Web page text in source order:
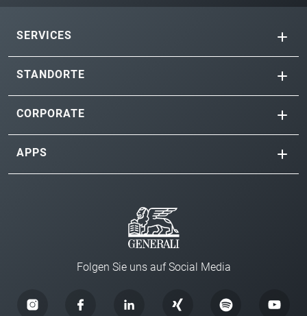
SERVICES
STANDORTE
CORPORATE
APPS
Folgen Sie uns auf Social Media